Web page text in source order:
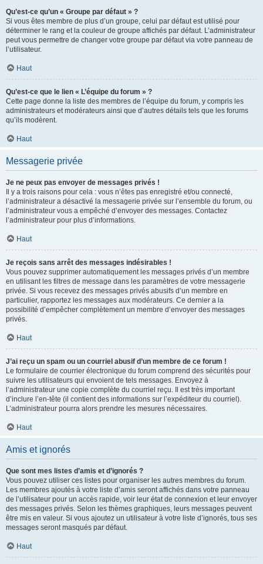
Qu’est-ce qu’un « Groupe par défaut » ?
Si vous êtes membre de plus d’un groupe, celui par défaut est utilisé pour
déterminer le rang et la couleur de groupe affichés par défaut. L’administrateur
peut vous permettre de changer votre groupe par défaut via votre panneau de
l’utilisateur.
Haut
Qu’est-ce que le lien « L’équipe du forum » ?
Cette page donne la liste des membres de l’équipe du forum, y compris les
administrateurs et modérateurs ainsi que d’autres détails tels que les forums
qu’ils modèrent.
Haut
Messagerie privée
Je ne peux pas envoyer de messages privés !
Il y a trois raisons pour cela : vous n’êtes pas enregistré et/ou connecté,
l’administrateur a désactivé la messagerie privée sur l’ensemble du forum, ou
l’administrateur vous a empêché d’envoyer des messages. Contactez
l’administrateur pour plus d’informations.
Haut
Je reçois sans arrêt des messages indésirables !
Vous pouvez supprimer automatiquement les messages privés d’un membre
en utilisant les filtres de message dans les paramètres de votre messagerie
privée. Si vous recevez des messages privés abusifs d’un membre en
particulier, rapportez les messages aux modérateurs. Ce dernier a la
possibilité d’empêcher complètement un membre d’envoyer des messages
privés.
Haut
J’ai reçu un spam ou un courriel abusif d’un membre de ce forum !
Le formulaire de courrier électronique du forum comprend des sécurités pour
suivre les utilisateurs qui envoient de tels messages. Envoyez à
l’administrateur une copie complète du courriel reçu. Il est très important
d’inclure l’en-tête (il contient des informations sur l’expéditeur du courriel).
L’administrateur pourra alors prendre les mesures nécessaires.
Haut
Amis et ignorés
Que sont mes listes d’amis et d’ignorés ?
Vous pouvez utiliser ces listes pour organiser les autres membres du forum.
Les membres ajoutés à votre liste d’amis seront affichés dans votre panneau
de l’utilisateur pour un accès rapide, voir leur état de connexion et leur envoyer
des messages privés. Selon les thèmes graphiques, leurs messages peuvent
être mis en valeur. Si vous ajoutez un utilisateur à votre liste d’ignorés, tous ses
messages seront masqués par défaut.
Haut